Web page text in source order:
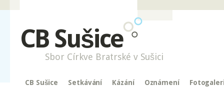
CB Sušice
Sbor Církve Bratrské v Sušici
CB Sušice Setkávání Kázání Oznámení